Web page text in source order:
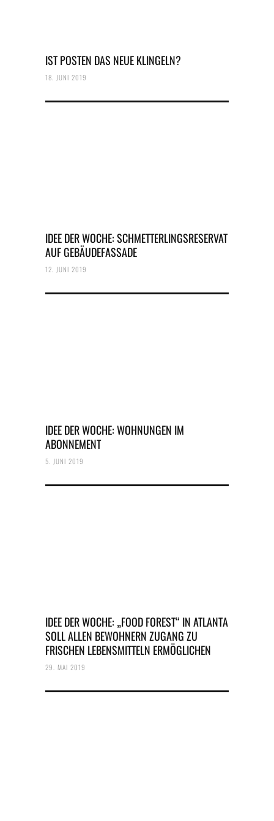
IST POSTEN DAS NEUE KLINGELN?
18. JUNI 2019
IDEE DER WOCHE: SCHMETTERLINGSRESERVAT
AUF GEBÄUDEFASSADE
12. JUNI 2019
IDEE DER WOCHE: WOHNUNGEN IM
ABONNEMENT
5. JUNI 2019
IDEE DER WOCHE: „FOOD FOREST“ IN ATLANTA
SOLL ALLEN BEWOHNERN ZUGANG ZU
FRISCHEN LEBENSMITTELN ERMÖGLICHEN
29. MAI 2019